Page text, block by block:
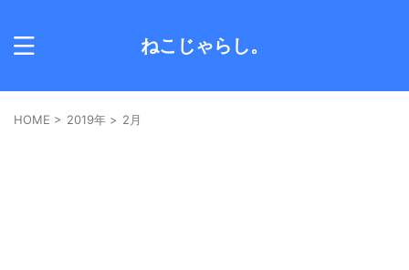
ねこじゃらし。
HOME > 2019年 > 2月